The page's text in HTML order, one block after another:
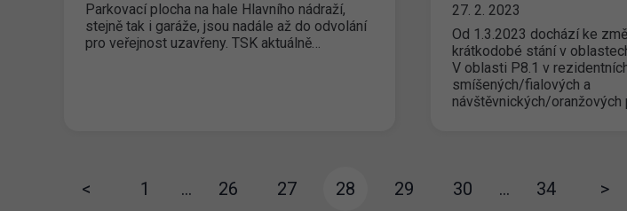
Parkovací plocha na hale Hlavního nádraží,
stejně tak i garáže, jsou nadále až do odvolání
pro veřejnost uzavřeny. TSK aktuálně…
27. 2. 2023
Od 1.3.2023 dochází ke
krátkodobé stání v
V oblasti P8.1 v
smíšených/fialových a
návštěvnických/oranžových
< 1 … 26 27 28 29 30 … 34 >